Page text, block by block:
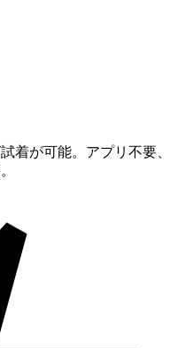
着が可能。アプリ不要、